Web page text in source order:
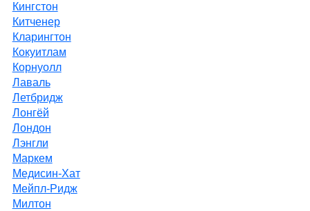
Кингстон
Китченер
Кларингтон
Кокуитлам
Корнуолл
Лаваль
Летбридж
Лонгёй
Лондон
Лэнгли
Маркем
Медисин-Хат
Мейпл-Ридж
Милтон